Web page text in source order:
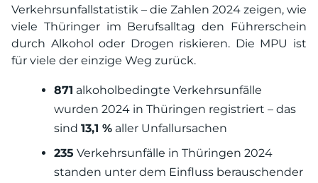
Verkehrsunfallstatistik – die Zahlen 2024 zeigen, wie
viele Thüringer im Berufsalltag den Führerschein
durch Alkohol oder Drogen riskieren. Die MPU ist
für viele der einzige Weg zurück.
871 alkoholbedingte Verkehrsunfälle
wurden 2024 in Thüringen registriert – das
sind 13,1 % aller Unfallursachen
235 Verkehrsunfälle in Thüringen 2024
standen unter dem Einfluss berauschender